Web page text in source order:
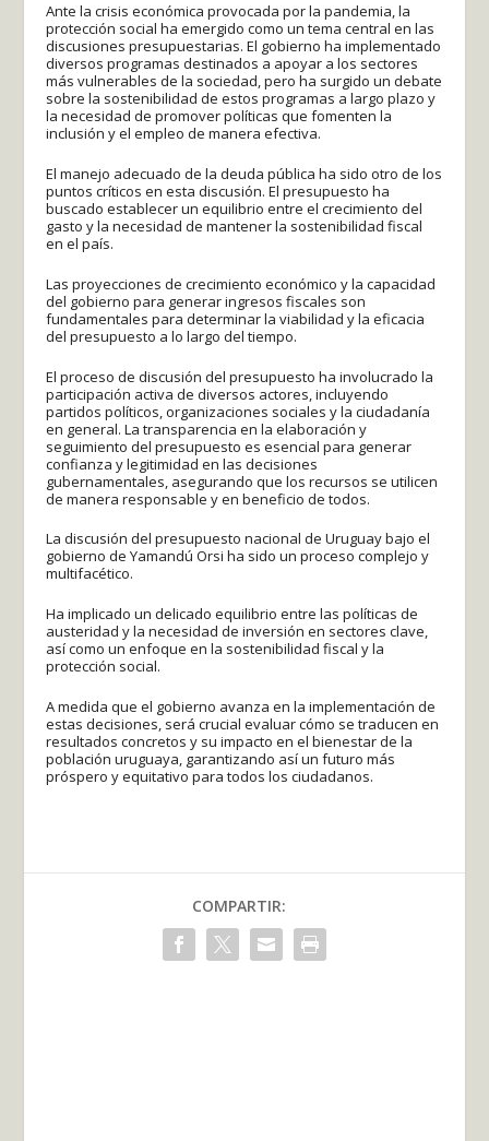
Ante la crisis económica provocada por la pandemia, la
protección social ha emergido como un tema central en las
discusiones presupuestarias. El gobierno ha implementado
diversos programas destinados a apoyar a los sectores
más vulnerables de la sociedad, pero ha surgido un debate
sobre la sostenibilidad de estos programas a largo plazo y
la necesidad de promover políticas que fomenten la
inclusión y el empleo de manera efectiva.
El manejo adecuado de la deuda pública ha sido otro de los
puntos críticos en esta discusión. El presupuesto ha
buscado establecer un equilibrio entre el crecimiento del
gasto y la necesidad de mantener la sostenibilidad fiscal
en el país.
Las proyecciones de crecimiento económico y la capacidad
del gobierno para generar ingresos fiscales son
fundamentales para determinar la viabilidad y la eficacia
del presupuesto a lo largo del tiempo.
El proceso de discusión del presupuesto ha involucrado la
participación activa de diversos actores, incluyendo
partidos políticos, organizaciones sociales y la ciudadanía
en general. La transparencia en la elaboración y
seguimiento del presupuesto es esencial para generar
confianza y legitimidad en las decisiones
gubernamentales, asegurando que los recursos se utilicen
de manera responsable y en beneficio de todos.
La discusión del presupuesto nacional de Uruguay bajo el
gobierno de Yamandú Orsi ha sido un proceso complejo y
multifacético.
Ha implicado un delicado equilibrio entre las políticas de
austeridad y la necesidad de inversión en sectores clave,
así como un enfoque en la sostenibilidad fiscal y la
protección social.
A medida que el gobierno avanza en la implementación de
estas decisiones, será crucial evaluar cómo se traducen en
resultados concretos y su impacto en el bienestar de la
población uruguaya, garantizando así un futuro más
próspero y equitativo para todos los ciudadanos.
COMPARTIR: